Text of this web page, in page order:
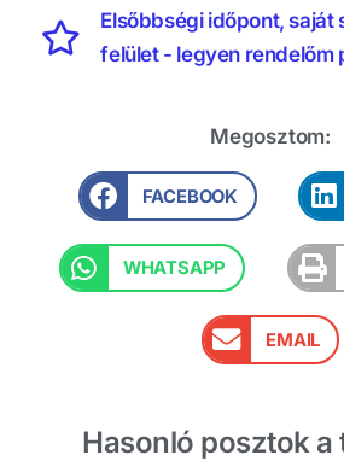
Elsőbbségi időpont, saját
felület - legyen rendelőm
Megosztom:
FACEBOOK
WHATSAPP
EMAIL
Hasonló posztok a